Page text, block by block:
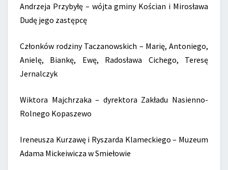
Andrzeja Przybyłę – wójta gminy Kościan i Mirosława
Dudę jego zastępcę
Członków rodziny Taczanowskich – Marię, Antoniego,
Anielę, Biankę, Ewę, Radosława Cichego, Teresę
Jernalczyk
Wiktora Majchrzaka – dyrektora Zakładu Nasienno-
Rolnego Kopaszewo
Ireneusza Kurzawę i Ryszarda Klameckiego – Muzeum
Adama Mickeiwicza w Smiełowie